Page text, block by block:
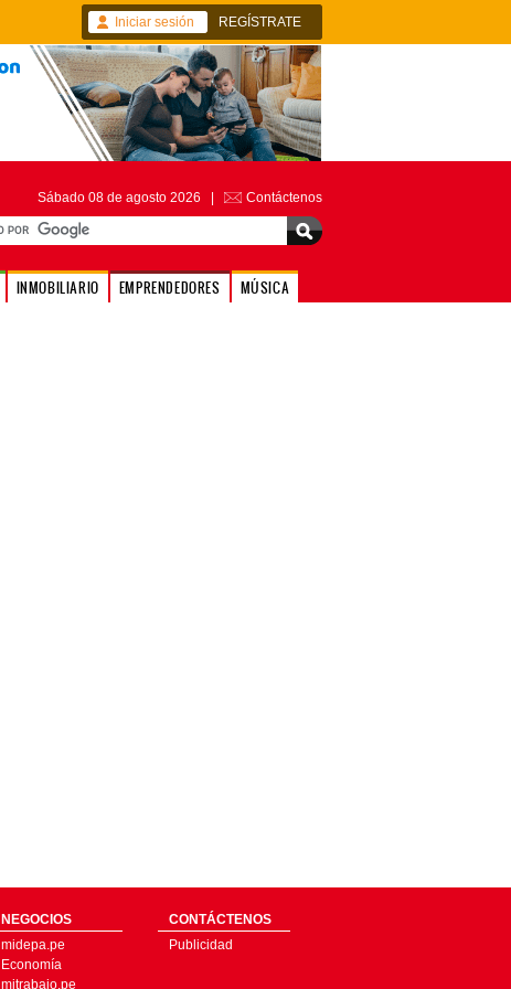
Iniciar sesión REGÍSTRATE
Sábado 08 de agosto 2026 | Contáctenos
INMOBILIARIO EMPRENDEDORES MÚSICA
NEGOCIOS
midepa.pe
Economía
mitrabajo.pe
CONTÁCTENOS
Publicidad